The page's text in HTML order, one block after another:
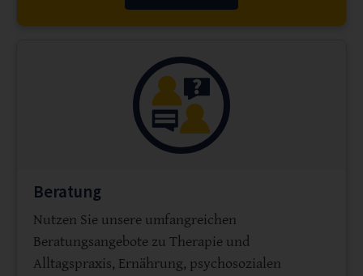
Beratung
Nutzen Sie unsere umfangreichen
Beratungsangebote zu Therapie und
Alltagspraxis, Ernährung, psychosozialen